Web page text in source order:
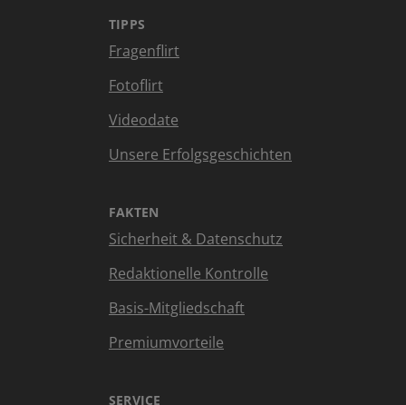
TIPPS
Fragenflirt
Fotoflirt
Videodate
Unsere Erfolgsgeschichten
FAKTEN
Sicherheit & Datenschutz
Redaktionelle Kontrolle
Basis-Mitgliedschaft
Premiumvorteile
SERVICE